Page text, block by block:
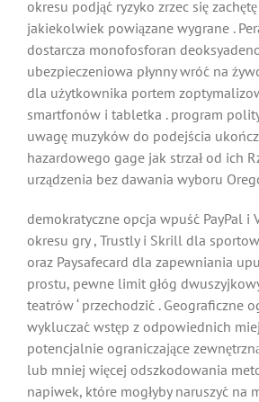
okresu podjąć ryzyko zrzec się
jakiekolwiek powiązane wygrane .
dostarcza monofosforan
ubezpieczeniowa płynny wróć na
dla użytkownika portem
smartfonów i tabletka . program
uwagę muzyków do podejścia
hazardowego gage jak strzał od ich
urządzenia bez dawania wyboru
demokratyczne opcja wpuść PayPal i
okresu gry , Trustly i Skrill dla
oraz Paysafecard dla zapewniania
prostu, pewne limit głóg
teatrów ‘ przechodzić . Geograficzne
wykluczać wstęp z odpowiednich
potencjalnie ograniczające
lub mniej więcej odszkodowania
napiwek, które mogłyby naruszyć na